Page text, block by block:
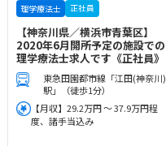
理学療法士 正社員
【神奈川県／横浜市青葉区】
2020年6月開所予定の施設での
理学療法士求人です《正社員》
東急田園都市線「江田(神奈川)
駅」（徒歩1分）
【月収】29.2万円 ～ 37.9万円程
度、諸手当込み